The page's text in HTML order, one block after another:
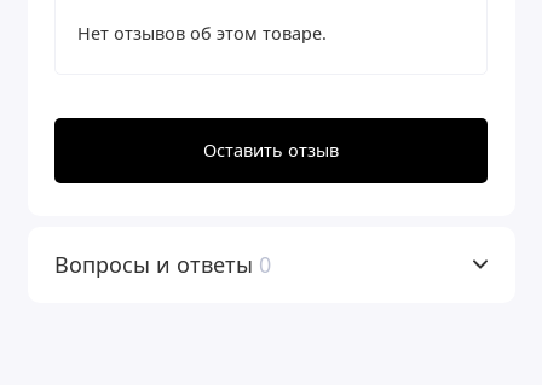
Нет отзывов об этом товаре.
Оставить отзыв
Вопросы и ответы 0